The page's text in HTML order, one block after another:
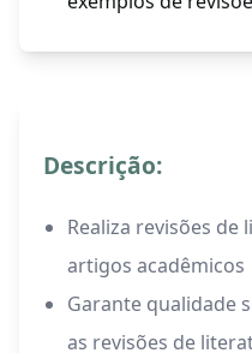
Descrição:
Realiza revisões
artigos acadêmicos
Garante qualidade
as revisões de